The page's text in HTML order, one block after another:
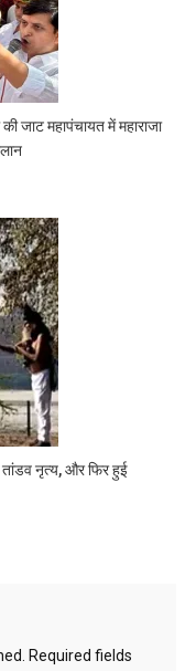
जाट महापंचायत में महाराजा
तांडव नृत्य, और फिर हुई
Required fields